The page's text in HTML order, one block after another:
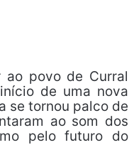
ao povo de Curral
de uma nova
se tornou palco de
ao som dos
pelo futuro do